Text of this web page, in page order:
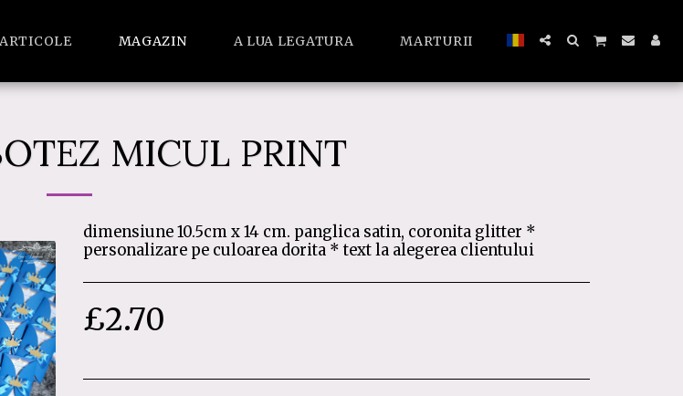
ARTICOLE MAGAZIN A LUA LEGATURA MARTURII
MICUL PRINT
dimensiune 10.5cm x 14 cm. panglica satin, coronita glitter *
personalizare pe culoarea dorita * text la alegerea clientului
£2.70